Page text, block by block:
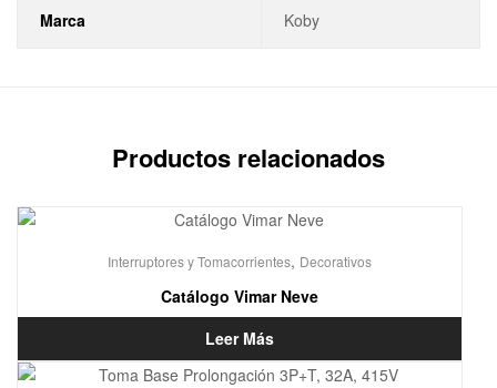
Marca Koby
Productos relacionados
Interruptores y Tomacorrientes, Decorativos
Catálogo Vimar Neve
Leer Más